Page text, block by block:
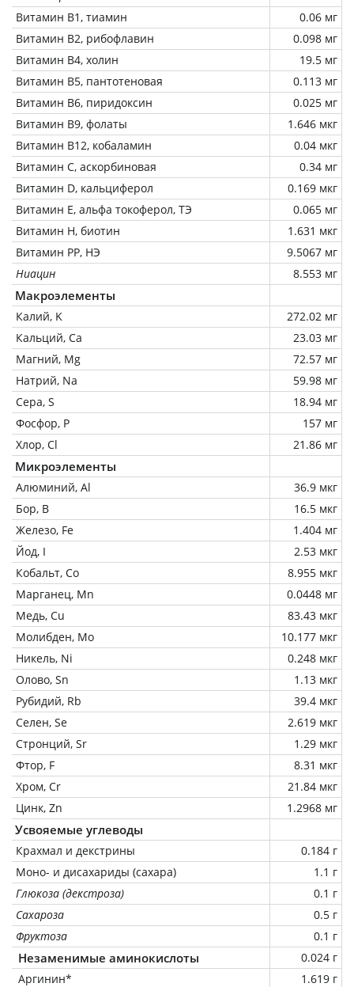
Витамин В1, тиамин
0.06 мг
Витамин В2, рибофлавин
0.098 мг
Витамин В4, холин
19.5 мг
Витамин В5, пантотеновая
0.113 мг
Витамин В6, пиридоксин
0.025 мг
Витамин В9, фолаты
1.646 мкг
Витамин В12, кобаламин
0.04 мкг
Витамин C, аскорбиновая
0.34 мг
Витамин D, кальциферол
0.169 мкг
Витамин Е, альфа токоферол, ТЭ
0.065 мг
Витамин Н, биотин
1.631 мкг
Витамин РР, НЭ
9.5067 мг
Ниацин
8.553 мг
Макроэлементы
Калий, K
272.02 мг
Кальций, Ca
23.03 мг
Магний, Mg
72.57 мг
Натрий, Na
59.98 мг
Сера, S
18.94 мг
Фосфор, P
157 мг
Хлор, Cl
21.86 мг
Микроэлементы
Алюминий, Al
36.9 мкг
Бор, B
16.5 мкг
Железо, Fe
1.404 мг
Йод, I
2.53 мкг
Кобальт, Co
8.955 мкг
Марганец, Mn
0.0448 мг
Медь, Cu
83.43 мкг
Молибден, Mo
10.177 мкг
Никель, Ni
0.248 мкг
Олово, Sn
1.13 мкг
Рубидий, Rb
39.4 мкг
Селен, Se
2.619 мкг
Стронций, Sr
1.29 мкг
Фтор, F
8.31 мкг
Хром, Cr
21.84 мкг
Цинк, Zn
1.2968 мг
Усвояемые углеводы
Крахмал и декстрины
0.184 г
Моно- и дисахариды (сахара)
1.1 г
Глюкоза (декстроза)
0.1 г
Сахароза
0.5 г
Фруктоза
0.1 г
Незаменимые аминокислоты
0.024 г
Аргинин*
1.619 г